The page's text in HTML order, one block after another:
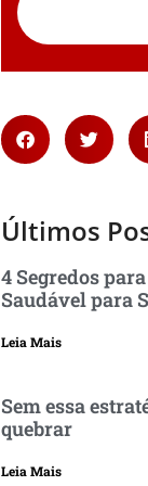
Últimos
4 Segredos
Saudável para
Leia Mais
Sem essa
quebrar
Leia Mais